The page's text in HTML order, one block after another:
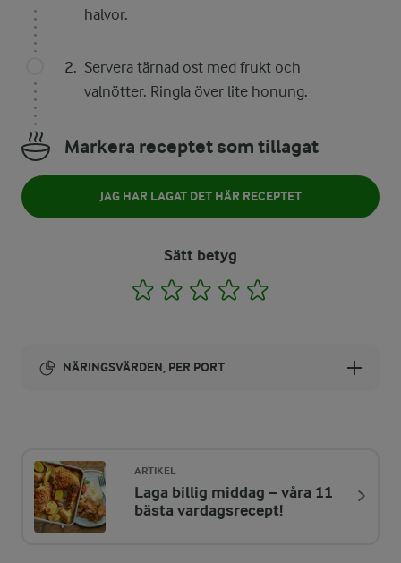
halvor.
Servera tärnad ost med frukt och
valnötter. Ringla över lite honung.
Markera receptet som tillagat
JAG HAR LAGAT DET HÄR RECEPTET
Sätt betyg
1 2 3 4
NÄRINGSVÄRDEN, PER PORT
ENERGIDISTRIBUTION %
NÄRINGSVÄRDEN PER PORT
ARTIKEL
Laga billig middag – våra 11
bästa vardagsrecept!